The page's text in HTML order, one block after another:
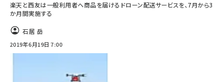
楽天と西友は一般利用者へ商品を届けるドローン配送サービスを、7月から3
か月間実施する
石居 岳
2019年6月19日 7:00